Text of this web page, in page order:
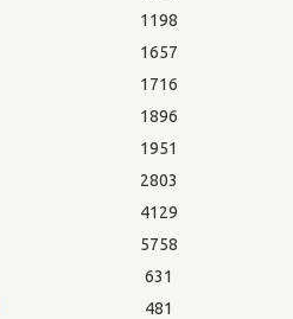
1198
1657
1716
1896
1951
2803
4129
5758
631
481